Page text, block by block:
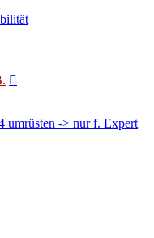
umrüsten -> nur f. Expert